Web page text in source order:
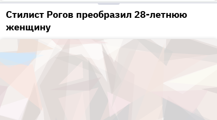
Стилист Рогов преобразил 28-летнюю
женщину